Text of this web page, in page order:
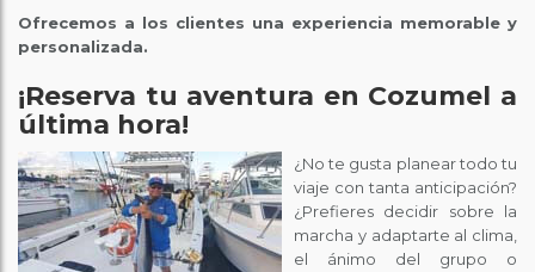
Ofrecemos a los clientes una experiencia memorable y
personalizada.
¡Reserva tu aventura en Cozumel a
última hora!
¿No te gusta planear todo tu
viaje con tanta anticipación?
¿Prefieres decidir sobre la
marcha y adaptarte al clima,
el ánimo del grupo o